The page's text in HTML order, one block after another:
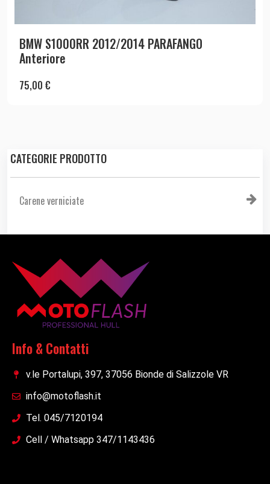
CATEGORIE PRODOTTO
Carene verniciate
BMW S1000RR 2012/2014 PARAFANGO
Anteriore
75,00 €
Info & Contatti
v.le Portalupi, 397, 37056 Bionde di Salizzole VR
info@motoflash.it
Tel. 045/7120194
Cell / Whatsapp 347/1143436